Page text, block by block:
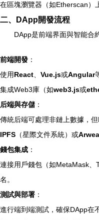
在區塊瀏覽器（如Etherscan）
二、DApp開發流程
DApp是前端界面與智能合
前端開發 ：
使用React、 Vue.js或Angular
集成Web3庫（如web3.js或
后端與存儲：
傳統后端可處理非鏈上數據，
IPFS （星際文件系統）或
錢包集成 ：
連接用戶錢包（如MetaMask、
名。
測試與部署 ：
進行端到端測試，確保DApp在